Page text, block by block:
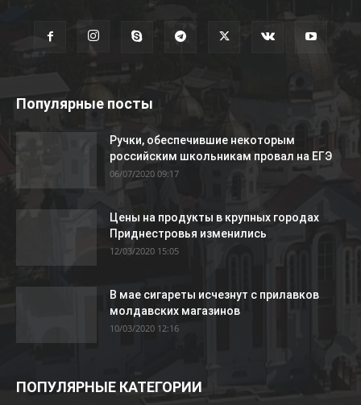
Популярные посты
Ручки, обеспечившие некоторым
российским школьникам провал на ЕГЭ
06/07/2020 09:17
Цены на продукты в крупных городах
Приднестровья изменились
12/03/2020 15:05
В мае сигареты исчезнут с прилавков
молдавских магазинов
10/03/2020 12:16
ПОПУЛЯРНЫЕ КАТЕГОРИИ